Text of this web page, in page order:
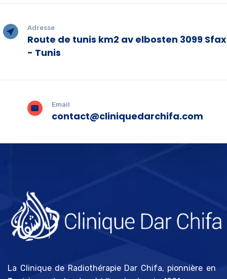
Adresse
Route de tunis km2 av elbosten 3099 Sfax
- Tunis
Email
contact@cliniquedarchifa.com
La Clinique de Radiothérapie Dar Chifa, pionnière en